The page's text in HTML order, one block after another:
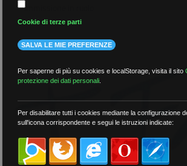
´immissione in ruolo
11 Dicembre 2013
Cookie di terze parti
SALVA LE MIE PREFERENZE
Per saperne di più su cookies e localStorage, visita il sito
protezione dei dati personali
Per disabilitare tutti i cookies mediante la configurazione
sull'icona corrispondente e segui le istruzioni indicate: